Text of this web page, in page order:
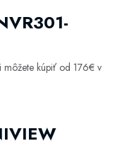
môžete kúpiť od 176€ v